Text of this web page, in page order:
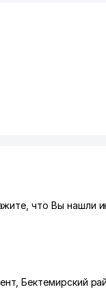
что Вы нашли
,Бектемирский